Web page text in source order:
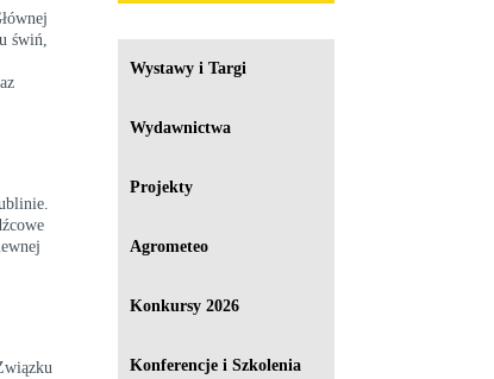
świń,
Wystawy i Targi
Wydawnictwa
Projekty
Agrometeo
Konkursy 2026
Konferencje i Szkolenia